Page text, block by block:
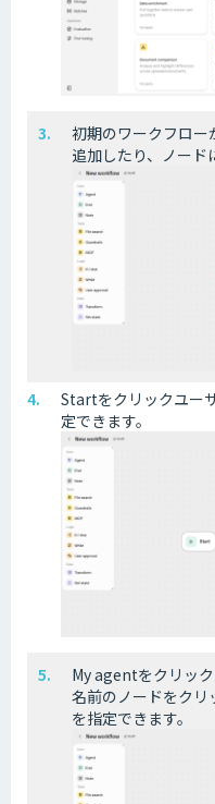
初期のワークフロー
追加したり、ノード
Startをクリックユー
定できます。
My agentをクリッ
名前のノードをクリ
を指定できます。